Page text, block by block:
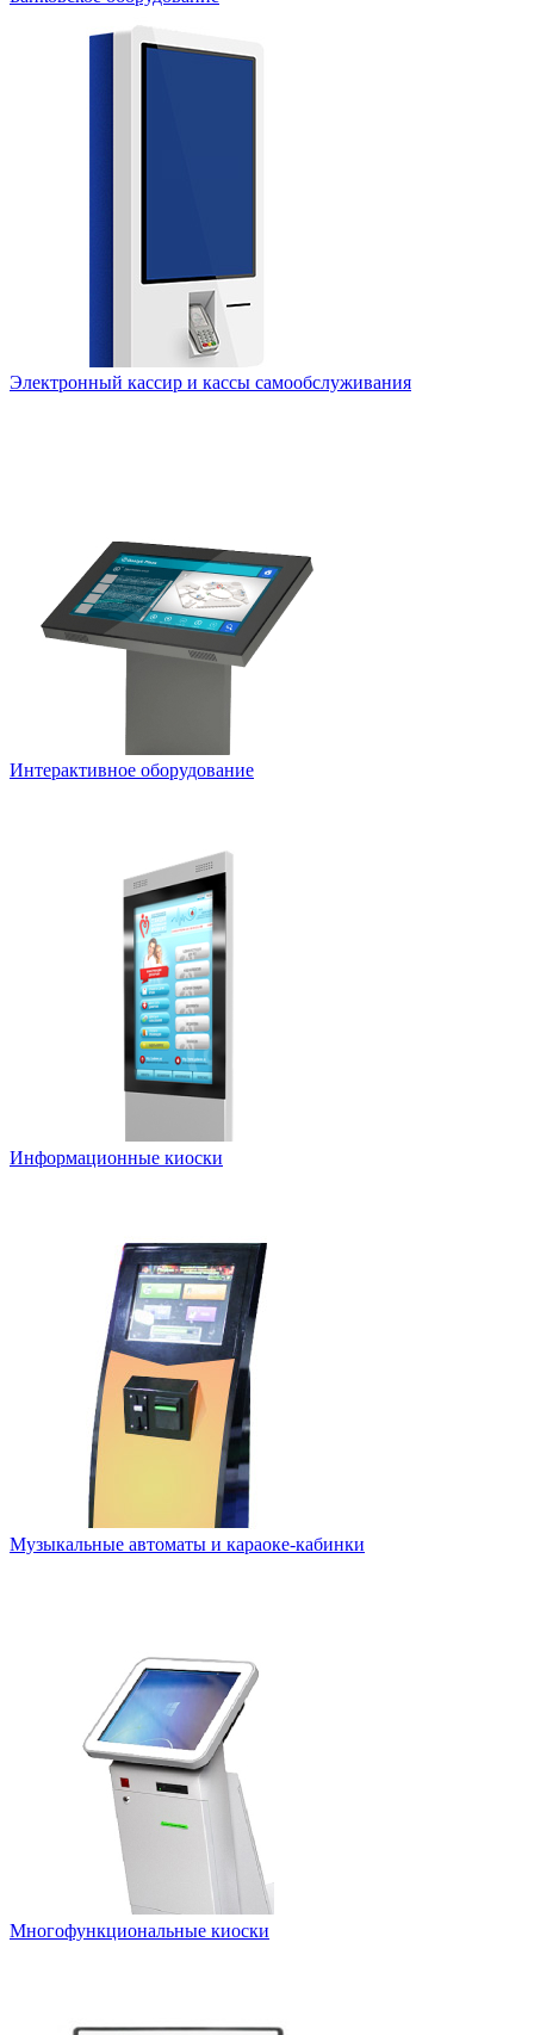
Электронный кассир и кассы самообслуживания
Интерактивное оборудование
Информационные киоски
Музыкальные автоматы и караоке-кабинки
Многофункциональные киоски